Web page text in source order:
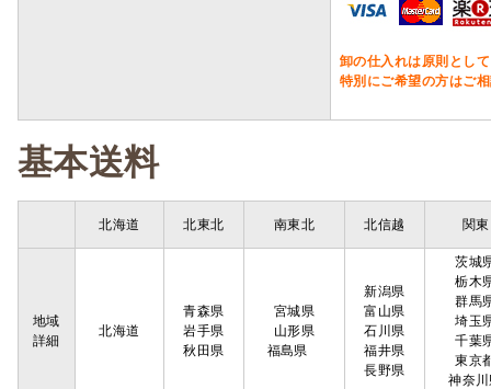
卸の仕入れは原則とし
特別にご希望の方はご
基本送料
北海道 北東北 南東北 北信越 関東
地域
詳細
北海道
青森県
岩手県
秋田県
宮城県
山形県
福島県
新潟県
富山県
石川県
福井県
長野県
茨城
栃木
群馬
埼玉
千葉
東京
神奈